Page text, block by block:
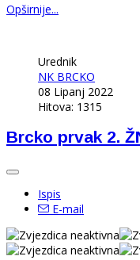
Opširnije...
Urednik
NK BRCKO
08 Lipanj 2022
Hitova: 1315
Brcko prvak 2.
Ispis
E-mail